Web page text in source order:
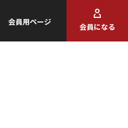
会員用ページ
会員になる